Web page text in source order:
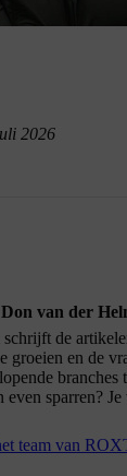
2026
van der
de
groeien en de
branches
sparren?
team van